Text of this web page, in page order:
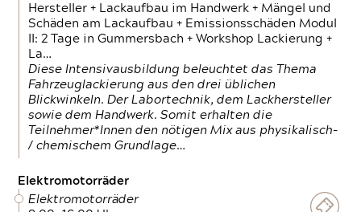
Hersteller + Lackaufbau im Handwerk + Mängel und
Schäden am Lackaufbau + Emissionsschäden Modul
II: 2 Tage in Gummersbach + Workshop Lackierung +
La…
Diese Intensivausbildung beleuchtet das Thema
Fahrzeuglackierung aus den drei üblichen
Blickwinkeln. Der Labortechnik, dem Lackhersteller
sowie dem Handwerk. Somit erhalten die
Teilnehmer*Innen den nötigen Mix aus physikalisch-
/ chemischem Grundlage…
Elektromotorräder
Elektromotorräder